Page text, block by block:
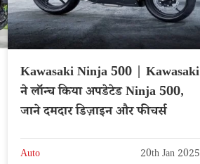
Kawasaki Ninja 500 | Kawasaki
ने लॉन्च किया अपडेटेड Ninja 500,
जाने दमदार डिज़ाइन और फीचर्स
Auto 20th Jan 2025